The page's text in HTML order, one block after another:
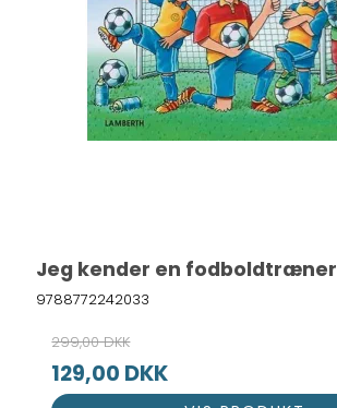
Jeg kender en fodboldtræner
9788772242033
299,00 DKK
129,00 DKK